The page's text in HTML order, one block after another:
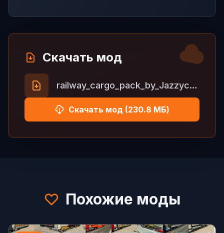
Скачать мод
railway_cargo_pack_by_Jazzycat_v4.6.6.zip
Скачать мод (230.8 МБ)
Похожие моды